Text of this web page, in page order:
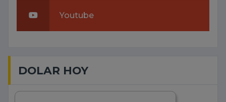
Youtube
DOLAR HOY